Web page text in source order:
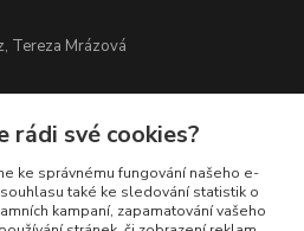
Tereza Mrázová
rádi své cookies?
ke správnému fungování našeho e-
také ke sledování statistik o
kampaní, zapamatování vašeho